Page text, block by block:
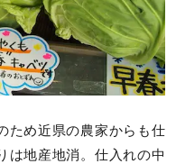
ため近県の農家からも仕
は地産地消。仕入れの中